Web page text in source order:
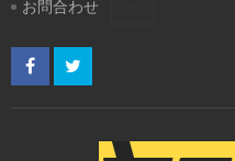
お問合わせ